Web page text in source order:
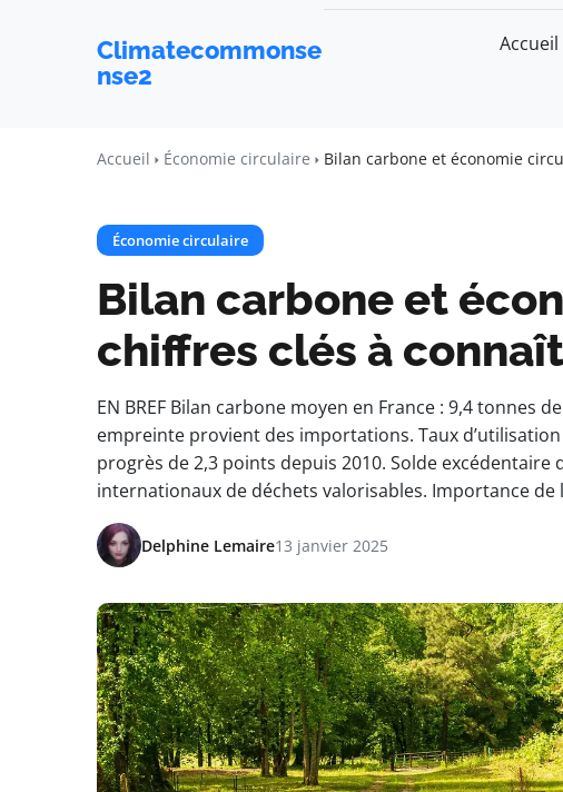
Climatecommonse
nse2
Accueil
Accueil Économie circulaire Bilan carbone et économie
Économie circulaire
Bilan carbone et
chiffres clés à
EN BREF Bilan carbone moyen en France : 9,4 tonnes
empreinte provient des importations. Taux
progrès de 2,3 points depuis 2010. Solde excédentaire
internationaux de déchets valorisables. Importance de
Delphine Lemaire13 janvier 2025